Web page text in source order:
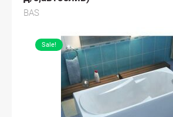
BAS
Sale!